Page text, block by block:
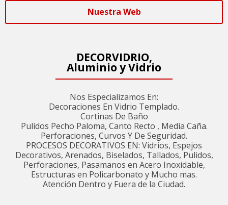
Nuestra Web
DECORVIDRIO,
Aluminio y Vidrio
Nos Especializamos En:
Decoraciones En Vidrio Templado.
Cortinas De Baño
Pulidos Pecho Paloma, Canto Recto , Media Caña.
Perforaciones, Curvos Y De Seguridad.
PROCESOS DECORATIVOS EN: Vidrios, Espejos
Decorativos, Arenados, Biselados, Tallados, Pulidos,
Perforaciones, Pasamanos en Acero Inoxidable,
Estructuras en Policarbonato y Mucho mas.
Atención Dentro y Fuera de la Ciudad.